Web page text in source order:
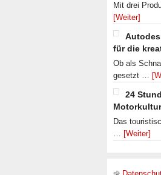
Mit drei
[Weiter]
für die
Ob als
gesetzt …
24
Motorkultur
Das
… [Weiter]